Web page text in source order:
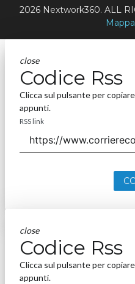
2026 Nextwork360. ALL
close
Codice Rss
Clicca sul pulsante per
appunti.
RSS link
close
Codice Rss
Clicca sul pulsante per
appunti.